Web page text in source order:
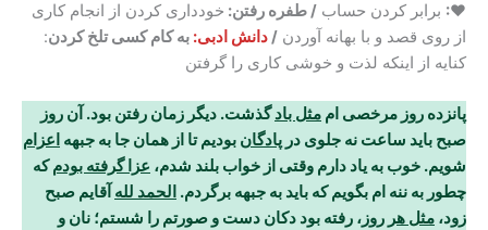
♥: برابر کردن حساب / طفره رفتن: خودداری کردن از انجام کاری
از روی قصد و با بهانه آوردن /دانش ادبی: به کام کسی تلخ کردن:
کنایه از اینکه لذت و خوشی کاری را گرفتن
پانزده روز مرخصی ام مثل بادگذشت. دیگر زمان رفتن بود. آن روز
صبح باید ساعت نه جلوی در پادگان بودیم تا از همان جا به جبهه اعزام
شویم. خوب به یاد دارم وقتی از خواب بلند شدم، عزا گرفته بودمکه
چطور به ننه ام بگویم که باید به جبهه برگردم. الحمد لله آقایم صبح
زود، مثل هر روز ، رفته بود دکان دست و صورتم را شستم؛ نان و